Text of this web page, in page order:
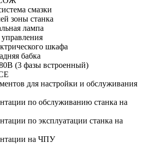
смазки
зоны станка
лампа
шкафа
бабка
(3 фазы встроенный)
для настройки и обслуживания
по обслуживанию станка на
по эксплуатации станка на
на ЧПУ